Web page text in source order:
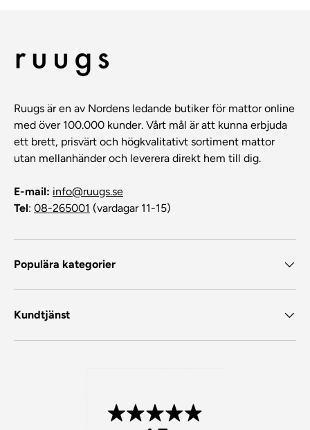
Ruugs är en av Nordens ledande butiker för mattor online
med över 100.000 kunder. Vårt mål är att kunna erbjuda
ett brett, prisvärt och högkvalitativt sortiment mattor
utan mellanhänder och leverera direkt hem till dig.
E-mail: info@ruugs.se
Tel: 08-265001 (vardagar 11-15)
Populära kategorier
Kundtjänst